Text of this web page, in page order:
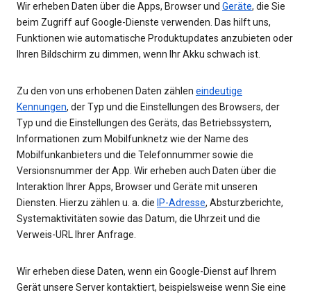
Wir erheben Daten über die Apps, Browser und Geräte, die Sie
beim Zugriff auf Google-Dienste verwenden. Das hilft uns,
Funktionen wie automatische Produktupdates anzubieten oder
Ihren Bildschirm zu dimmen, wenn Ihr Akku schwach ist.
Zu den von uns erhobenen Daten zählen eindeutige
Kennungen, der Typ und die Einstellungen des Browsers, der
Typ und die Einstellungen des Geräts, das Betriebssystem,
Informationen zum Mobilfunknetz wie der Name des
Mobilfunkanbieters und die Telefonnummer sowie die
Versionsnummer der App. Wir erheben auch Daten über die
Interaktion Ihrer Apps, Browser und Geräte mit unseren
Diensten. Hierzu zählen u. a. die IP-Adresse, Absturzberichte,
Systemaktivitäten sowie das Datum, die Uhrzeit und die
Verweis-URL Ihrer Anfrage.
Wir erheben diese Daten, wenn ein Google-Dienst auf Ihrem
Gerät unsere Server kontaktiert, beispielsweise wenn Sie eine